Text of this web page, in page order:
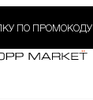
ПО ПРОМОКОДУ